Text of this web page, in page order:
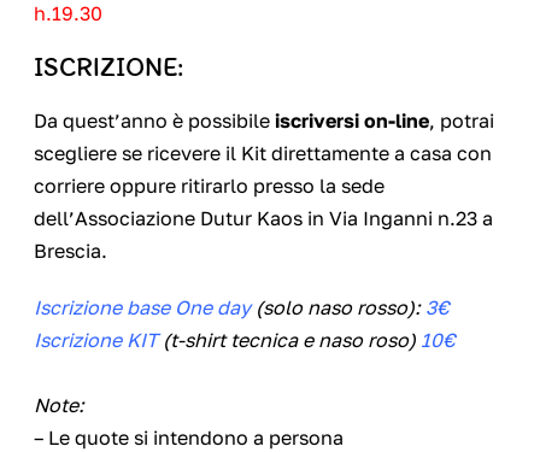
h.19.30
ISCRIZIONE:
Da quest’anno è possibile iscriversi on-line, potrai
scegliere se ricevere il Kit direttamente a casa con
corriere oppure ritirarlo presso la sede
dell’Associazione Dutur Kaos in Via Inganni n.23 a
Brescia.
Iscrizione base One day(solo naso rosso): 3€
Iscrizione KIT(t-shirt tecnica e naso roso) 10€
Note:
– Le quote si intendono a persona